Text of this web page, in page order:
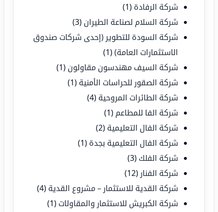
شركة الرفادة (1)
شركة السلام لصناعة الطيران (3)
شركة السودة للتطوير (إحدى شركات صندوق
الاستثمارات العامة)(1)
شركة السيف مهندسون مقاولون (1)
شركة الصقور للحراسات الأمنية (1)
شركة الطائرات المروحية (4)
شركة الفا للمطاعم (1)
شركة الفال التعليمية (2)
شركة الفال التعليمية بجدة (1)
شركة الفلك (3)
شركة الفنار (12)
شركة القدية للاستثمار – مشروع القدية (4)
شركة الكبريش للاستثمار والمقاولات (1)